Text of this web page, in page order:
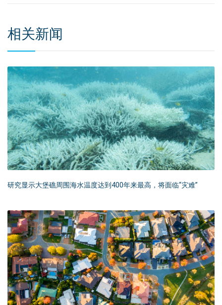
相关新闻
研究显示大堡礁周围海水温度达到400年来最高，将面临“灾难”